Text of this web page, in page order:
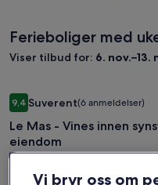
Ferieboliger med
Viser tilbud for: 6. nov.–13.
Bildegalleri
for
Le
Mas
-
9,49,4 av 10, Suverent, (6
Suverent(6 anmeldelser)
Le Mas - Vines innen
eiendom
Violes
Le Mas - Vines innen
Vi bryr oss om